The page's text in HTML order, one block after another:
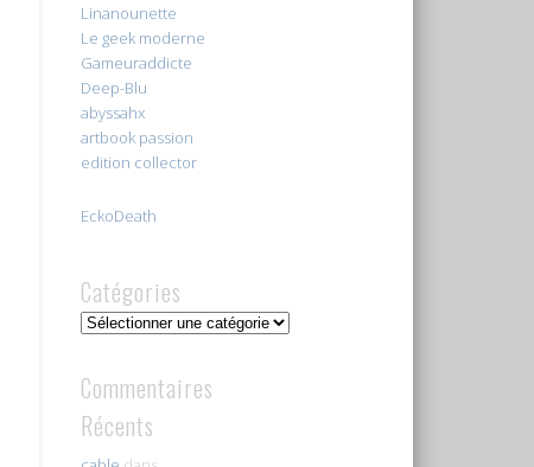
Linanounette
Le geek moderne
Gameuraddicte
Deep-Blu
abyssahx
artbook passion
edition collector
EckoDeath
Catégories
Catégories
Commentaires
Récents